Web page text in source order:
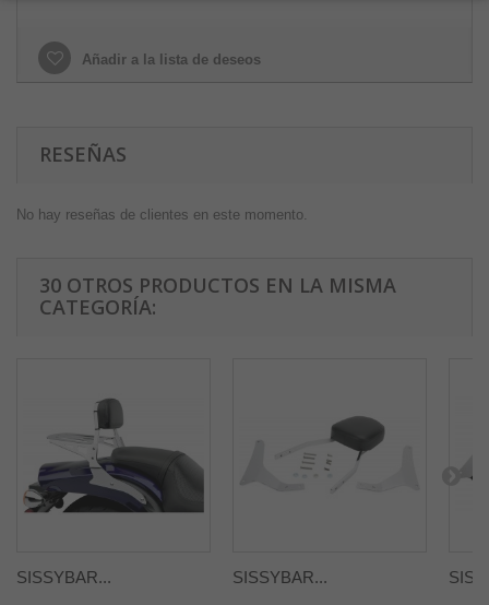
Añadir a la lista de deseos
RESEÑAS
No hay reseñas de clientes en este momento.
30 OTROS PRODUCTOS EN LA MISMA
CATEGORÍA:
SISSYBAR... SISSYBAR...